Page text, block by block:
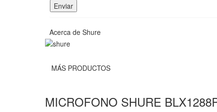
Acerca de Shure
MÁS PRODUCTOS
MICROFONO SHURE